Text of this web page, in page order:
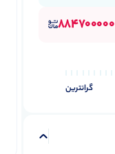
884700000
گرانترین